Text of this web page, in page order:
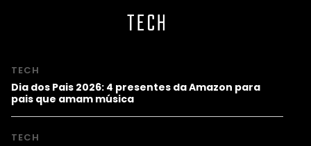
TECH
TECH
Dia dos Pais 2026: 4 presentes da Amazon para
pais que amam música
TECH